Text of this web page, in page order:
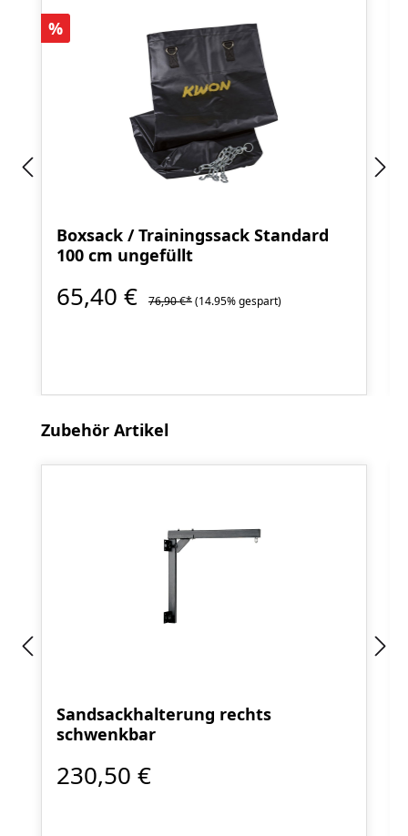
Rabatt
%
Boxsack / Trainingssack Standard
100 cm ungefüllt
65,40 € 76,90 €*(14.95% gespart)
Produktgalerie überspringen
Zubehör Artikel
Sandsackhalterung rechts
schwenkbar
230,50 €